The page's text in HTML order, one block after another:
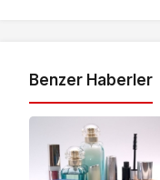
Benzer Haberler